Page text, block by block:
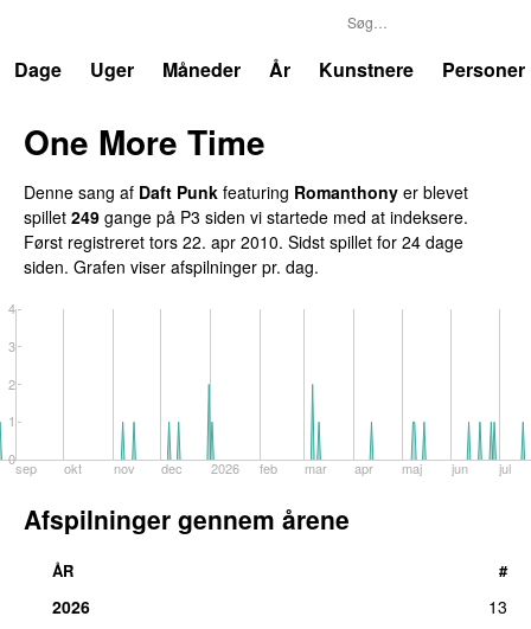
Dage
Uger Måneder År Kunstnere Personer
One More Time
Denne sang af Daft Punk featuring Romanthony er blevet
spillet 249 gange på P3 siden vi startede med at indeksere.
Først registreret tors 22. apr 2010. Sidst spillet for 24 dage
siden. Grafen viser afspilninger pr. dag.
sep okt nov dec 2026 feb mar apr maj jun jul
0
1
2
3
4
Afspilninger gennem årene
ÅR #
2026
13